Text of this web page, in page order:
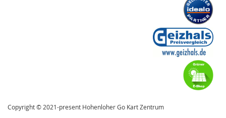
Copyright © 2021-present Hohenloher Go Kart Zentrum